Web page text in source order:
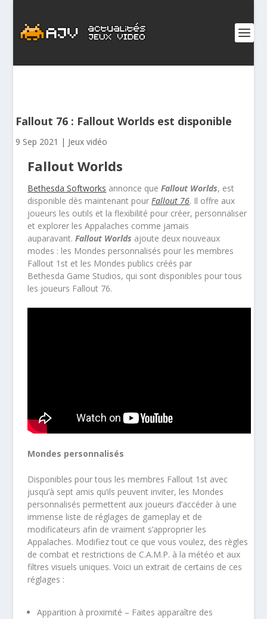
Fallout 76 : Fallout Worlds est disponible
9 Sep 2021 | Jeux vidéo
Fallout Worlds
Bethesda Softworks annonce queFallout Worlds, est
disponible dès maintenant pour Fallout 76. Il offre aux
joueurs les outils et la flexibilité pour créer, personnaliser
et explorer les Appalaches comme jamais
auparavant.Fallout Worlds ajoute deux nouveaux
modes : les Mondes personnalisés pour les membres
Fallout 1st et les Mondes publics créés par
Bethesda Game Studios, qui sont disponibles pour tous
les joueurs Fallout 76.
Mondes personnalisés
Disponibles pour tous les membres Fallout 1st avec
jusqu’à sept amis qu’ils peuvent inviter, les Mondes
personnalisés permettent aux joueurs d’accéder à une
immense liste de réglages de gameplay et de
modificateurs afin de vraiment s’approprier les
Appalaches. Modifiez tout ce que vous voulez, des règles
de combat et restrictions de C.A.M.P. à la météo et aux
filtres visuels uniques. Voici un extrait de certains de ces
réglages :
Apparition à proximité – Faites apparaître des